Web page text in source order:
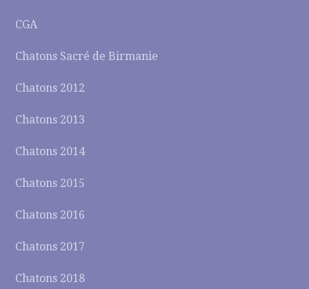
CGA
Chatons Sacré de Birmanie
Chatons 2012
Chatons 2013
Chatons 2014
Chatons 2015
Chatons 2016
Chatons 2017
Chatons 2018